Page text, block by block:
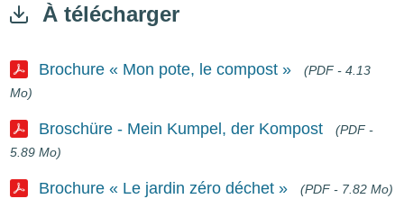
À télécharger
Brochure « Mon pote, le compost »
(PDF - 4.13
Mo)
Document
Broschüre - Mein Kumpel, der Kompost
(PDF -
5.89 Mo)
Brochure « Le jardin zéro déchet » (PDF - 7.82 Mo)